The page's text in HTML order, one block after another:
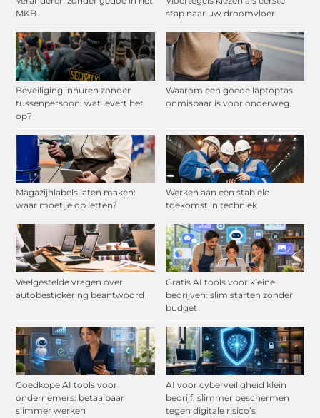
MKB
stap naar uw droomvloer
Beveiliging inhuren zonder
tussenpersoon: wat levert het
op?
Waarom een goede laptoptas
onmisbaar is voor onderweg
Magazijnlabels laten maken:
waar moet je op letten?
Werken aan een stabiele
toekomst in techniek
Veelgestelde vragen over
autobestickering beantwoord
Gratis AI tools voor kleine
bedrijven: slim starten zonder
budget
Goedkope AI tools voor
ondernemers: betaalbaar
slimmer werken
AI voor cyberveiligheid klein
bedrijf: slimmer beschermen
tegen digitale risico’s